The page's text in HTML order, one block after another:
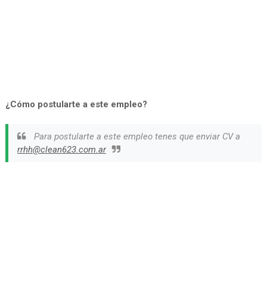
¿Cómo postularte a este empleo?
Para postularte a este empleo tenes que enviar CV a
rrhh@clean623.com.ar